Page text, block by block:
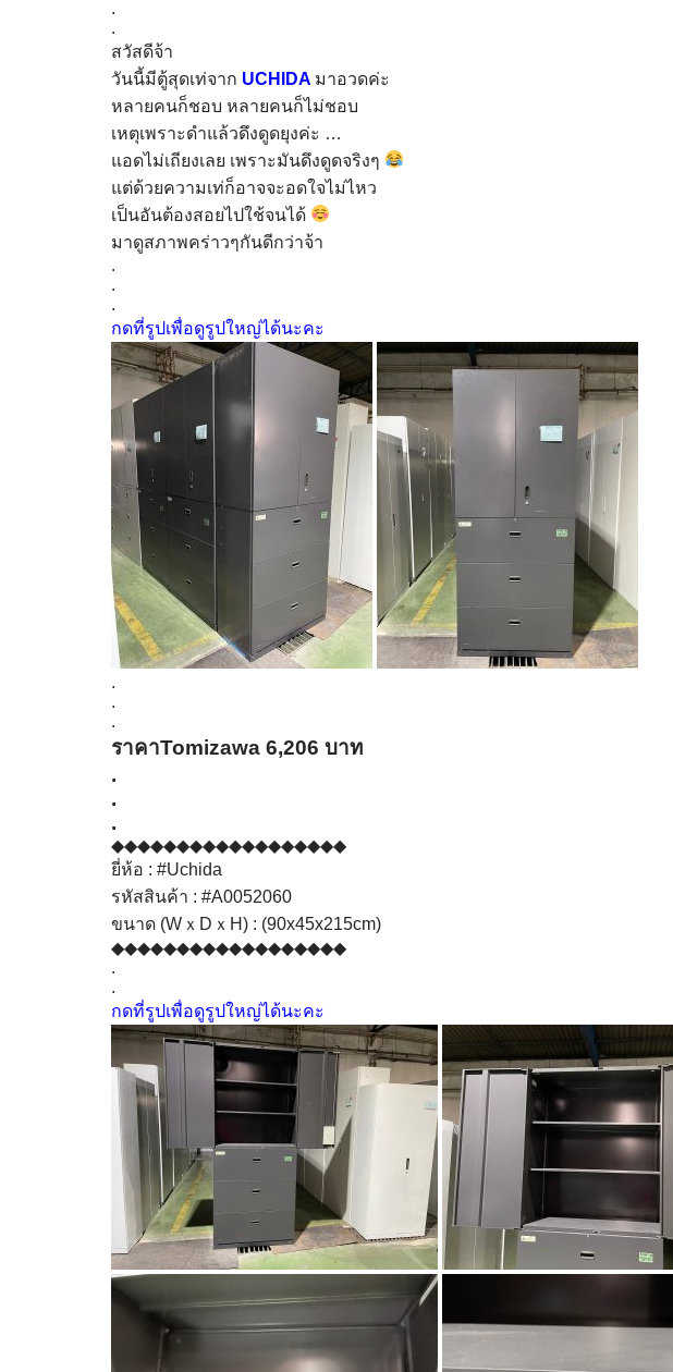
.
.
สวัสดีจ้า
วันนี้มีตู้สุดเท่จาก UCHIDA มาอวดค่ะ
หลายคนก็ชอบ หลายคนก็ไม่ชอบ
เหตุเพราะดำแล้วดึงดูดยุงค่ะ …
แอดไม่เถียงเลย เพราะมันดึงดูดจริงๆ
แต่ด้วยความเท่ก็อาจจะอดใจไม่ไหว
เป็นอันต้องสอยไปใช้จนได้
มาดูสภาพคร่าวๆกันดีกว่าจ้า
.
.
.
กดที่รูปเพื่อดูรูปใหญ่ได้นะคะ
.
.
.
ราคาTomizawa 6,206 บาท
.
.
.
◆◆◆◆◆◆◆◆◆◆◆◆◆◆◆◆◆◆
ยี่ห้อ : #Uchida
รหัสสินค้า : #A0052060
ขนาด (WｘDｘH) : (90x45x215cm)
◆◆◆◆◆◆◆◆◆◆◆◆◆◆◆◆◆◆
.
.
กดที่รูปเพื่อดูรูปใหญ่ได้นะคะ